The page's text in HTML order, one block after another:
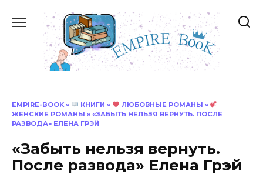
содержанию
EMPIRE-BOOK » КНИГИ » ЛЮБОВНЫЕ РОМАНЫ »
ЖЕНСКИЕ РОМАНЫ » «ЗАБЫТЬ НЕЛЬЗЯ ВЕРНУТЬ. ПОСЛЕ
РАЗВОДА» ЕЛЕНА ГРЭЙ
«Забыть нельзя вернуть.
После развода» Елена Грэй